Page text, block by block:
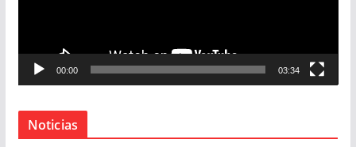
c
r
00:00 03:34
Noticias